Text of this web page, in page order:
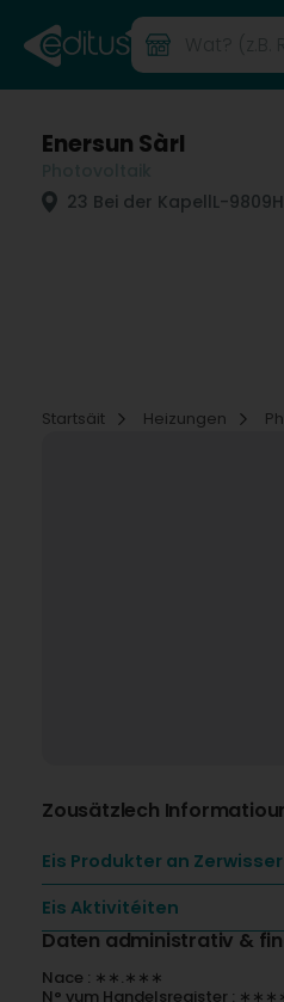
Enersun Sàrl
23 Bei der KapellL-9809
Startsäit
Heizungen
Zousätzlech
Eis Produkter an Zerwisser
Eis Aktivitéiten
Daten administrativ &
Nace : ∗∗.∗∗∗
N° vum Handelsregister :